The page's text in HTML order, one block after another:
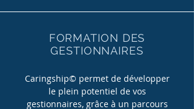
FORMATION DES
GESTIONNAIRES
Caringship© permet de développer
le plein potentiel de vos
gestionnaires, grâce à un parcours